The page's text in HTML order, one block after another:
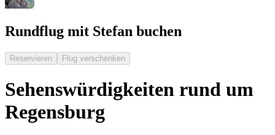
Rundflug mit Stefan buchen
Reservieren Flug verschenken
Sehenswürdigkeiten rund um
Regensburg